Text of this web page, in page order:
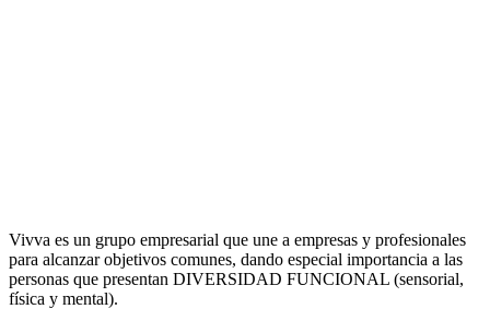
Vivva es un grupo empresarial que une a empresas y profesionales
para alcanzar objetivos comunes, dando especial importancia a las
personas que presentan DIVERSIDAD FUNCIONAL (sensorial,
física y mental).